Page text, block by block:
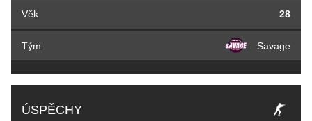
Věk 28
Tým Savage
ÚSPĚCHY